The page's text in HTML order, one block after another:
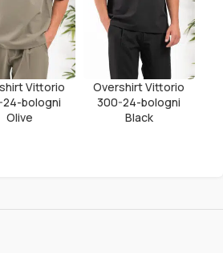
Vittorio
bologni
Olive
Overshirt Vittorio
300-24-bologni
Black